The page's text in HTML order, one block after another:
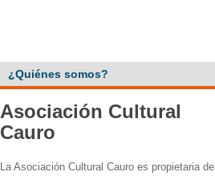
¿Quiénes somos?
Asociación Cultural
Cauro
La Asociación Cultural Cauro es propietaria de